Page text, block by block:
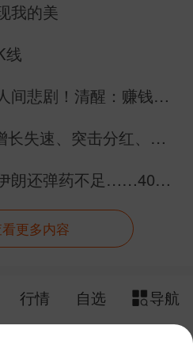
我的美
线
间悲剧！清醒：赚钱永
失速、突击分红、内
朗还弹药不足……40万
更多内容
行情 自选
导航